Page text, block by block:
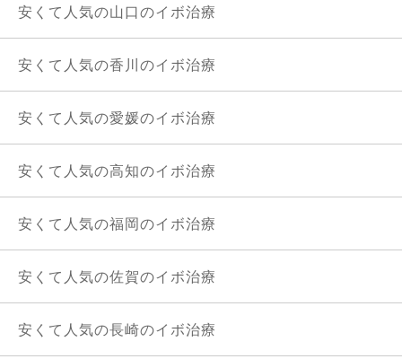
安くて人気の山口のイボ治療
安くて人気の香川のイボ治療
安くて人気の愛媛のイボ治療
安くて人気の高知のイボ治療
安くて人気の福岡のイボ治療
安くて人気の佐賀のイボ治療
安くて人気の長崎のイボ治療